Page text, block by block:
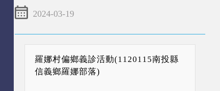
2024-03-19
羅娜村偏鄉義診活動(1120115南投縣
信義鄉羅娜部落)